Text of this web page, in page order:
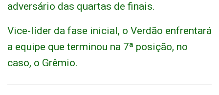
adversário das quartas de finais.
Vice-líder da fase inicial, o Verdão enfrentará
a equipe que terminou na 7ª posição, no
caso, o Grêmio.